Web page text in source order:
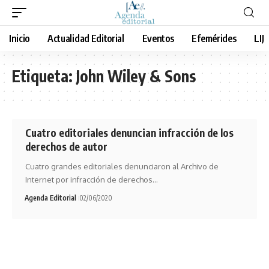
Inicio Actualidad Editorial Eventos Efemérides LIJ
Etiqueta:John Wiley & Sons
Cuatro editoriales denuncian infracción de los
derechos de autor
Cuatro grandes editoriales denunciaron al Archivo de
Internet por infracción de derechos…
Agenda Editorial 02/06/2020